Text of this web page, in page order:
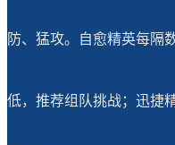
防、猛攻。自愈精英每隔
低，推荐组队挑战；迅捷